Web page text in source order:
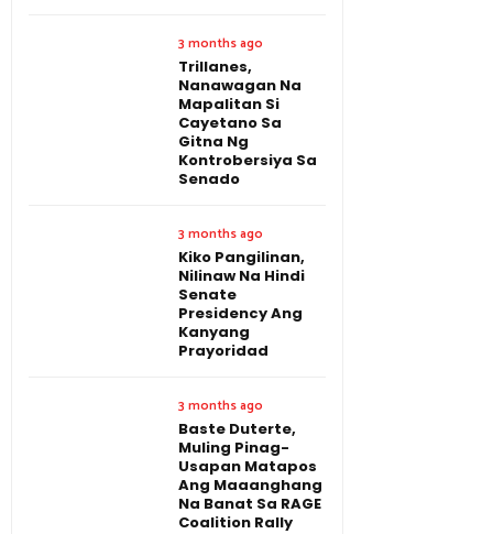
3 months ago
Trillanes,
Nanawagan Na
Mapalitan Si
Cayetano Sa
Gitna Ng
Kontrobersiya Sa
Senado
3 months ago
Kiko Pangilinan,
Nilinaw Na Hindi
Senate
Presidency Ang
Kanyang
Prayoridad
3 months ago
Baste Duterte,
Muling Pinag-
Usapan Matapos
Ang Maaanghang
Na Banat Sa RAGE
Coalition Rally